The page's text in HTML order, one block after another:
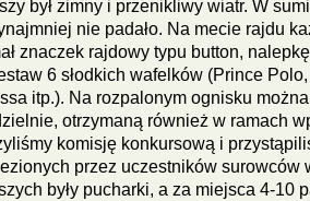
był zimny i przenikliwy wiatr. W
nie padało. Na mecie rajdu
znaczek rajdowy typu button,
6 słodkich wafelków (Prince
itp.). Na rozpalonym ognisku można
otrzymaną również w ramach
komisję konkursową i
przez uczestników surowców
były pucharki, a za miejsca 4-10